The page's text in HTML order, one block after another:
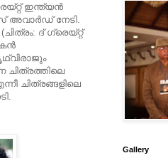
ഇന്ത്യന്‍
അവാര്‍ഡ് നേടി.
ദ് ഗ്രെയ്റ്റ്
ചിത്രത്തിലെ
ചിത്രങ്ങളിലെ
Gallery